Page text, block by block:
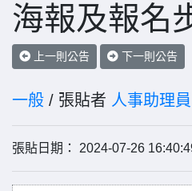
海報及報名
上一則公告 下一則公告
一般 / 張貼者 人事助理員
張貼日期： 2024-07-26